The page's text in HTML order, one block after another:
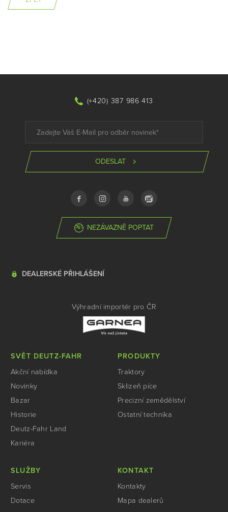
(+420) 387 986 413
ODESLAT
NEZÁVAZNĚ POPTAT
DEALERSKÉ PŘIHLÁŠENÍ
Výhradní importér pro ČR
SVĚT DEUTZ-FAHR
Akční nabídka
Novinky
Bazar
Historie
Deutz-Fahr Land
Kariéra
PRODUKTY
Traktory
Sklizeň píce
Precizní zemědělství
Ostatní technika
SLUŽBY
Servis
Dotace
KONTAKT
Kontakty
Mapa dealerů